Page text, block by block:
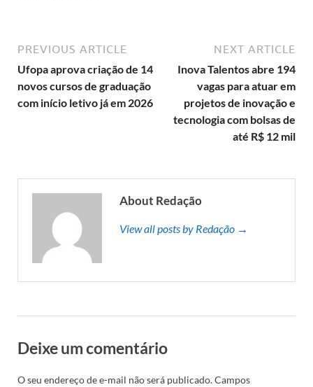
PREVIOUS ARTICLE
Ufopa aprova criação de 14
novos cursos de graduação
com início letivo já em 2026
NEXT ARTICLE
Inova Talentos abre 194
vagas para atuar em
projetos de inovação e
tecnologia com bolsas de
até R$ 12 mil
About Redação
View all posts by Redação →
Deixe um comentário
O seu endereço de e-mail não será publicado.Campos